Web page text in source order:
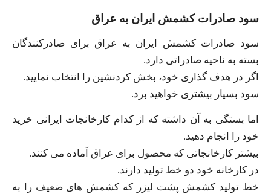
سود صادرات کشمش ایران به عراق
سود صادرات کشمش ایران به عراق برای صادرکنندگان
بسته به ناحیه صادراتی دارد.
اگر در هدف گذاری خود، بخش کردنشین را انتخاب نمایید.
سود بسیار بیشتری خواهید برد.
اما بستگی به آن داشته که از کدام کارخانجات ایرانی خرید
خود را انجام دهید.
بیشتر کارخانجاتی که محصول برای عراق آماده می کنند.
در کارخانه خود دو خط تولید دارند.
خط تولید کشمش پشت لیزر که کشمش های ضعیف را به